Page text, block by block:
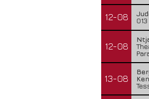
12-08
12-08
13-08